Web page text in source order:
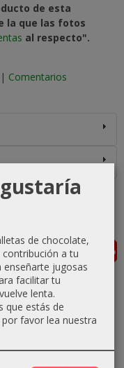
de esta
la que las fotos
al respecto".
| Comentarios
-5 %
Límite
III)
Agotado -5 %
Intrusos
9,50 €
de chocolate,
a tu
enseñarte jugosas
facilitar tu
lenta.
que estás de
favor lea nuestra